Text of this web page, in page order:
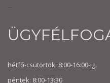
hétfő-csütörtök: 8:00-16:00-ig.
péntek: 8:00-13:30